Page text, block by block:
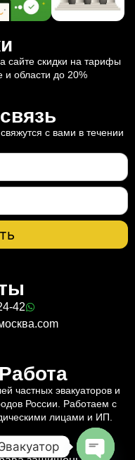
сайте скидки на тарифы
и области до 20%
с вами в течении
42
частных эвакуаторов и
России. Работаем с
лицами и ИП.